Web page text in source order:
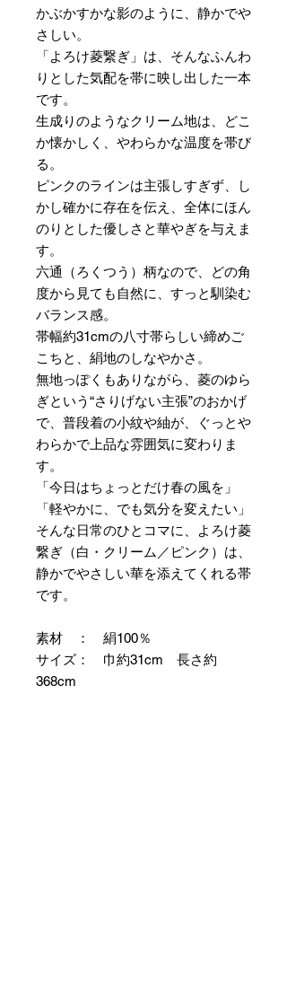
かぶかすかな影のように、静かでや
さしい。
「よろけ菱繋ぎ」は、そんなふんわ
りとした気配を帯に映し出した一本
です。
生成りのようなクリーム地は、どこ
か懐かしく、やわらかな温度を帯び
る。
ピンクのラインは主張しすぎず、し
かし確かに存在を伝え、全体にほん
のりとした優しさと華やぎを与えま
す。
六通（ろくつう）柄なので、どの角
度から見ても自然に、すっと馴染む
バランス感。
帯幅約31cmの八寸帯らしい締めご
こちと、絹地のしなやかさ。
無地っぽくもありながら、菱のゆら
ぎという“さりげない主張”のおかげ
で、普段着の小紋や紬が、ぐっとや
わらかで上品な雰囲気に変わりま
す。
「今日はちょっとだけ春の風を」
「軽やかに、でも気分を変えたい」
そんな日常のひとコマに、よろけ菱
繋ぎ（白・クリーム／ピンク）は、
静かでやさしい華を添えてくれる帯
です。
素材 ： 絹100％
サイズ： 巾約31cm 長さ約
368cm